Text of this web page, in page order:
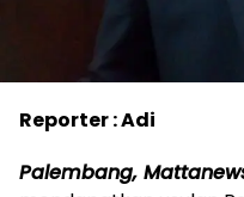
Reporter : Adi
Palembang,